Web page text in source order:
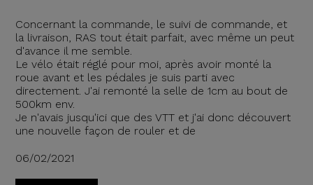
Concernant la commande, le suivi de commande, et
la livraison, RAS tout était parfait, avec même un peut
d'avance il me semble.
Le vélo était réglé pour moi, après avoir monté la
roue avant et les pédales je suis parti avec
directement. J'ai remonté la selle de 1cm au bout de
500km env.
Je n'avais jusqu'ici que des VTT et j'ai donc découvert
une nouvelle façon de rouler et de
06/02/2021